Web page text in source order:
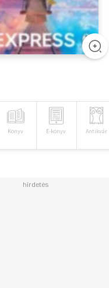
Könyv E-könyv Antikvár